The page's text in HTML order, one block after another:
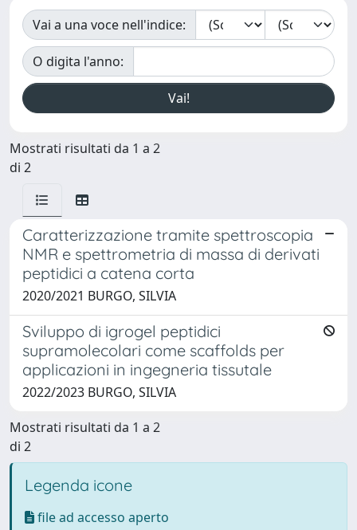
Vai a una voce nell'indice:
O digita l'anno:
Mostrati risultati da 1 a 2
di 2
Caratterizzazione tramite spettroscopia
NMR e spettrometria di massa di derivati
peptidici a catena corta
2020/2021 BURGO, SILVIA
Sviluppo di igrogel peptidici
supramolecolari come scaffolds per
applicazioni in ingegneria tissutale
2022/2023 BURGO, SILVIA
Mostrati risultati da 1 a 2
di 2
Legenda icone
file ad accesso aperto